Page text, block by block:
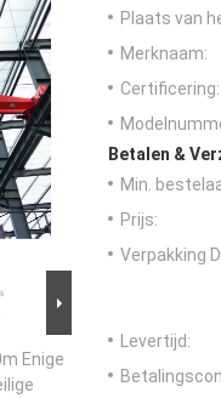
Enige
Plaats van
Merknaam:
Certificering:
Betalen &
Min.
Prijs:
Verpakking
Levertijd: